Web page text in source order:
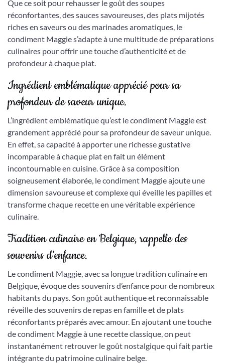
Que ce soit pour rehausser le goût des soupes
réconfortantes, des sauces savoureuses, des plats mijotés
riches en saveurs ou des marinades aromatiques, le
condiment Maggie s’adapte à une multitude de préparations
culinaires pour offrir une touche d’authenticité et de
profondeur à chaque plat.
Ingrédient emblématique apprécié pour sa
profondeur de saveur unique.
L’ingrédient emblématique qu’est le condiment Maggie est
grandement apprécié pour sa profondeur de saveur unique.
En effet, sa capacité à apporter une richesse gustative
incomparable à chaque plat en fait un élément
incontournable en cuisine. Grâce à sa composition
soigneusement élaborée, le condiment Maggie ajoute une
dimension savoureuse et complexe qui éveille les papilles et
transforme chaque recette en une véritable expérience
culinaire.
Tradition culinaire en Belgique, rappelle des
souvenirs d’enfance.
Le condiment Maggie, avec sa longue tradition culinaire en
Belgique, évoque des souvenirs d’enfance pour de nombreux
habitants du pays. Son goût authentique et reconnaissable
réveille des souvenirs de repas en famille et de plats
réconfortants préparés avec amour. En ajoutant une touche
de condiment Maggie à une recette classique, on peut
instantanément retrouver le goût nostalgique qui fait partie
intégrante du patrimoine culinaire belge.